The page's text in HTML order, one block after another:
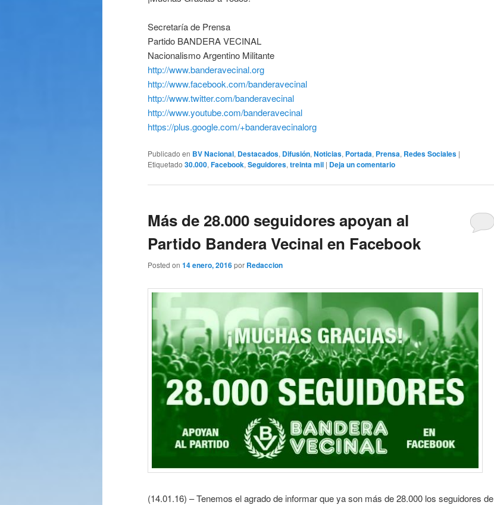
Secretaría de Prensa
Partido BANDERA VECINAL
Nacionalismo Argentino Militante
http://www.banderavecinal.org
http://www.facebook.com/banderavecinal
http://www.twitter.com/banderavecinal
http://www.youtube.com/banderavecinal
https://plus.google.com/+banderavecinalorg
Publicado en BV Nacional, Destacados, Difusión,Noticias, Portada, Prensa, Redes Sociales |
Etiquetado 30.000,Facebook,Seguidores,treinta mil | Deja un comentario
Más de 28.000 seguidores apoyan al
Partido Bandera Vecinal en Facebook
Posted on 14 enero, 2016por Redaccion
(14.01.16) – Tenemos el agrado de informar que ya son más de 28.000 los seguidores de